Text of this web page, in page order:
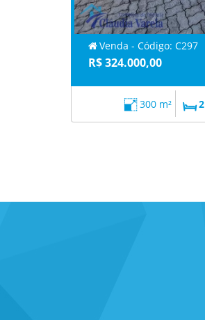
Venda - Código: C297
R$ 324.000,00
300 m² 2